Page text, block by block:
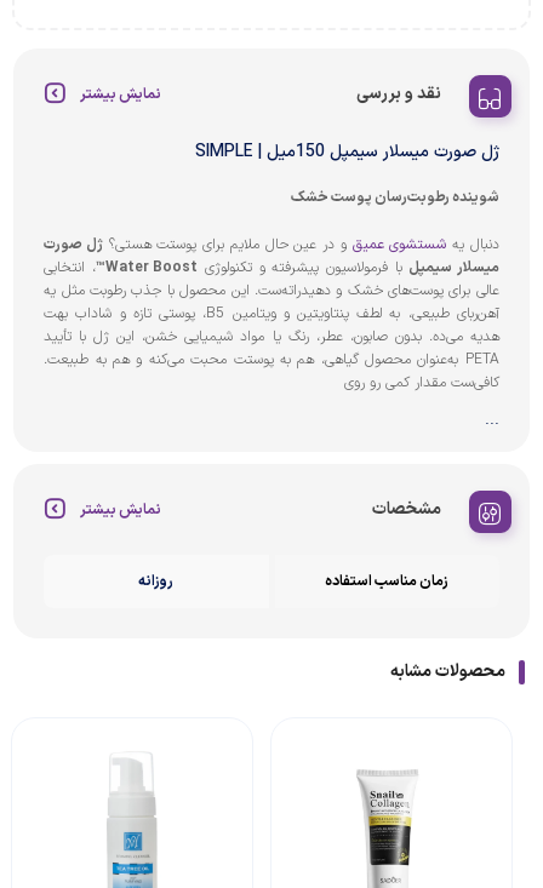
نقد و بررسی نمایش بیشتر
ژل صورت میسلار سیمپل 150میل | SIMPLE
شوینده رطوبت‌رسان پوست خشک
دنبال یه شستشوی عمیق و در عین حال ملایم برای پوستت هستی؟ژل صورت
میسلار سیمپل با فرمولاسیون پیشرفته و تکنولوژی Water Boost™ ، انتخابی
عالی برای پوست‌های خشک و دهیدراته‌ست. این محصول با جذب رطوبت مثل یه
آهن‌ربای طبیعی، به لطف پنتاویتین و ویتامین B5، پوستی تازه و شاداب بهت
هدیه می‌ده. بدون صابون، عطر، رنگ یا مواد شیمیایی خشن، این ژل با تأیید
PETA به‌عنوان محصول گیاهی، هم به پوستت محبت می‌کنه و هم به طبیعت.
کافی‌ست مقدار کمی رو روی
...
مشخصات نمایش بیشتر
زمان مناسب استفاده روزانه
محصولات مشابه